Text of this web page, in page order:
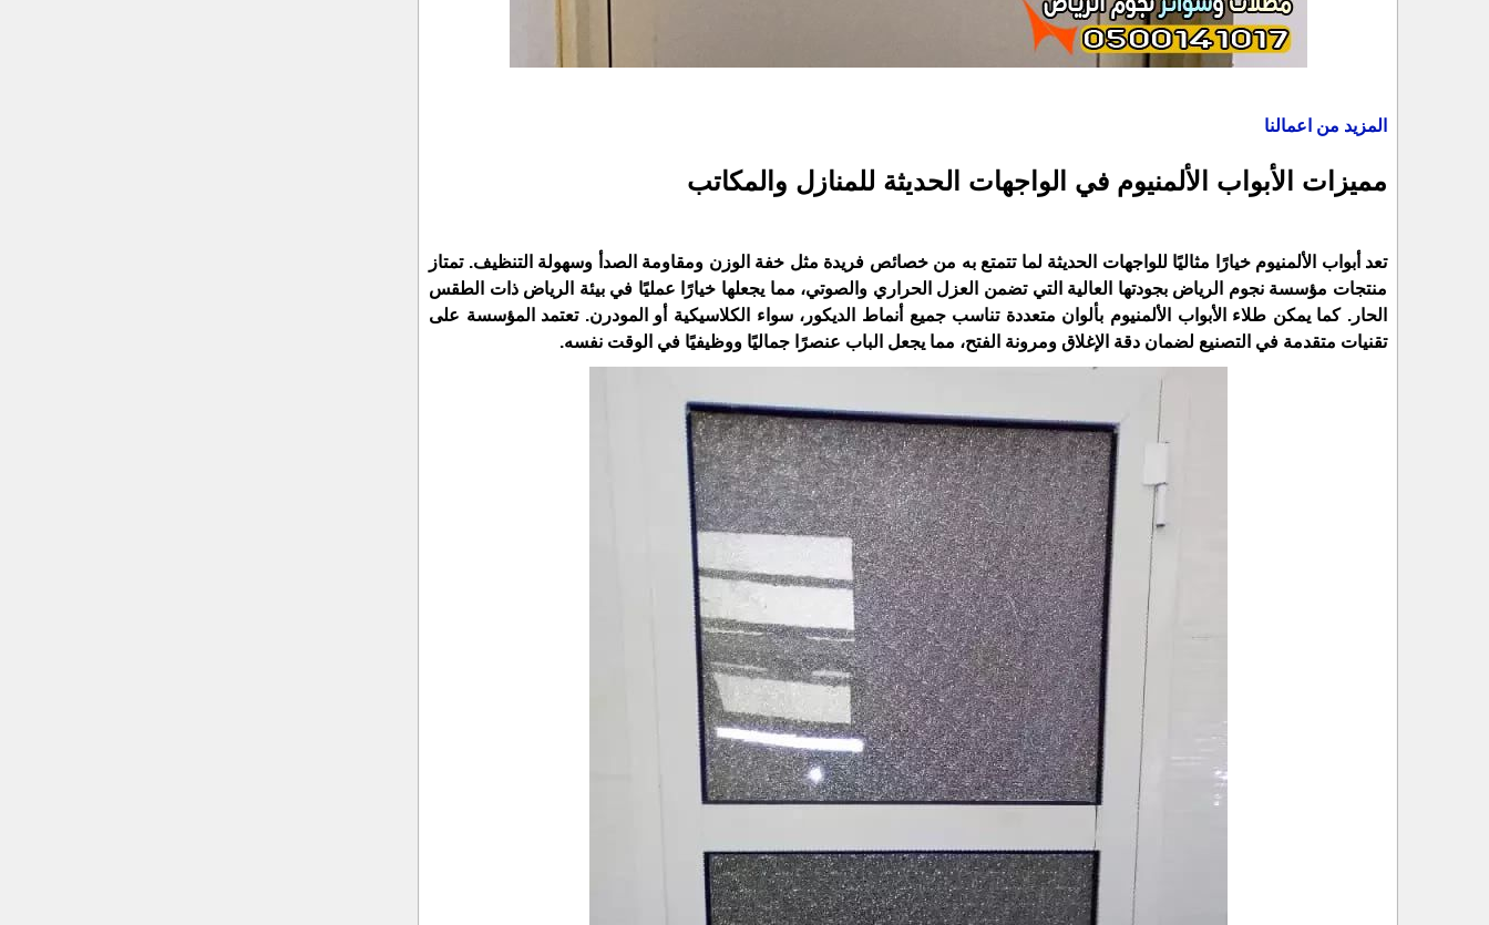
المزيد من اعمالنا
مميزات الأبواب الألمنيوم في الواجهات الحديثة للمنازل والمكاتب
تعد أبواب الألمنيوم خيارًا مثاليًا للواجهات الحديثة لما تتمتع به من خصائص فريدة مثل خفة الوزن ومقاومة الصدأ وسهولة التنظيف. تمتاز
منتجات مؤسسة نجوم الرياض بجودتها العالية التي تضمن العزل الحراري والصوتي، مما يجعلها خيارًا عمليًا في بيئة الرياض ذات الطقس
الحار. كما يمكن طلاء الأبواب الألمنيوم بألوان متعددة تناسب جميع أنماط الديكور، سواء الكلاسيكية أو المودرن. تعتمد المؤسسة على
تقنيات متقدمة في التصنيع لضمان دقة الإغلاق ومرونة الفتح، مما يجعل الباب عنصرًا جماليًا ووظيفيًا في الوقت نفسه.